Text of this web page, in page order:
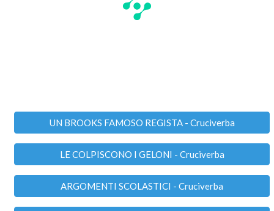
UN BROOKS FAMOSO REGISTA - Cruciverba
LE COLPISCONO I GELONI - Cruciverba
ARGOMENTI SCOLASTICI - Cruciverba